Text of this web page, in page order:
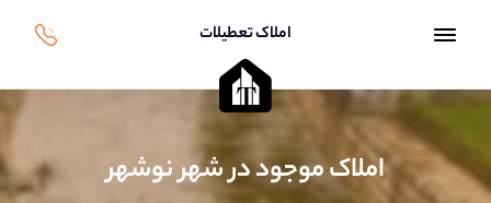
املاک تعطیلات
املاک موجود در شهر نوشهر